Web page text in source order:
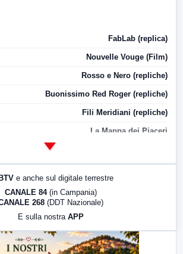
FabLab (replica)
Nouvelle Vouge (Film)
Rosso e Nero (repliche)
Buonissimo Red Roger (repliche)
Fili Meridiani (repliche)
La Mappa dei Piaceri
LabNews (replica)
e anche sul digitale terrestre
CANALE 84 (in Campania)
268 (DDT Nazionale)
E sulla nostra APP